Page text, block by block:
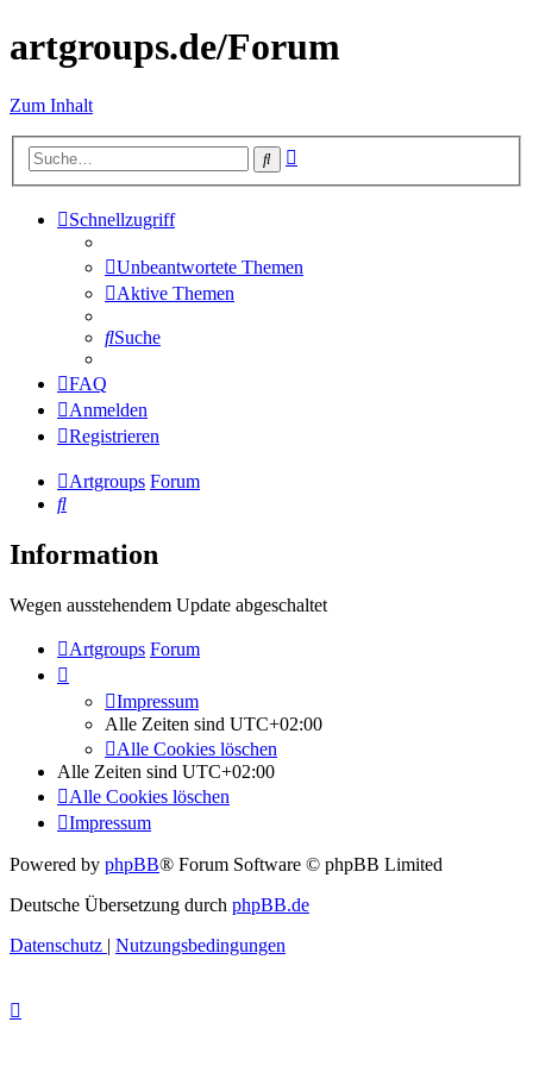
artgroups.de/Forum
Zum Inhalt
Suche
Schnellzugriff
Unbeantwortete Themen
Aktive Themen
Suche
FAQ
Anmelden
Registrieren
Artgroups Forum
Suche
Information
Wegen ausstehendem Update abgeschaltet
Artgroups Forum
Impressum
Alle Zeiten sind UTC+02:00
Alle Cookies löschen
Alle Zeiten sind UTC+02:00
Alle Cookies löschen
Impressum
Powered by phpBB® Forum Software © phpBB Limited
Deutsche Übersetzung durch phpBB.de
Datenschutz | Nutzungsbedingungen